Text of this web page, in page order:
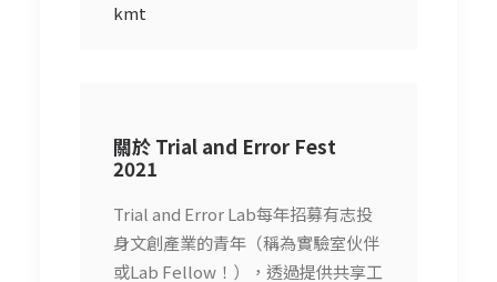
kmt
關於 Trial and Error Fest
2021
Trial and Error Lab每年招募有志投
身文創產業的青年（稱為實驗室伙伴
或Lab Fellow！），透過提供共享工